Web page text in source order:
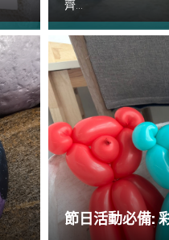
齊...
節日活動必備: